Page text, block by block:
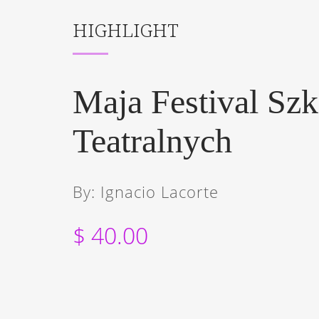
HIGHLIGHT
Maja Festival
Teatralnych
By: Ignacio Lacorte
$ 40.00